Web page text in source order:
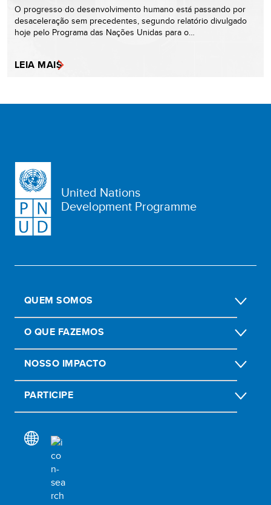
O progresso do desenvolvimento humano está passando por
desaceleração sem precedentes, segundo relatório divulgado
hoje pelo Programa das Nações Unidas para o…
LEIA MAIS
United Nations
Development Programme
QUEM SOMOS
O QUE FAZEMOS
NOSSO IMPACTO
PARTICIPE